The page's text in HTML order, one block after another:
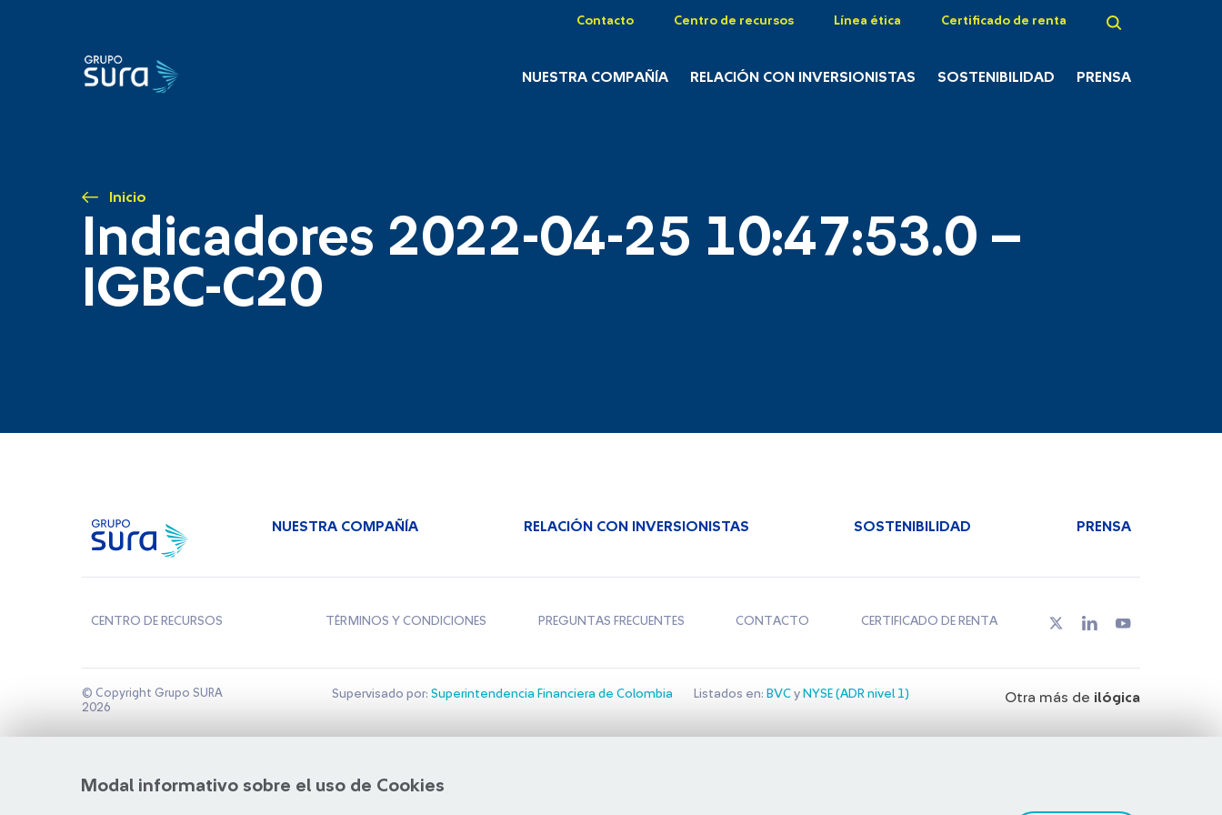
Contacto Centro de recursos Línea ética Certificado de renta
NUESTRA COMPAÑÍA RELACIÓN CON INVERSIONISTAS SOSTENIBILIDAD PRENSA
Inicio
Indicadores 2022-04-25 10:47:53.0 –
IGBC-C20
Modal informativo sobre el uso de Cookies
NUESTRA COMPAÑÍA RELACIÓN CON INVERSIONISTAS SOSTENIBILIDAD PRENSA
CENTRO DE RECURSOS TÉRMINOS Y CONDICIONES PREGUNTAS FRECUENTES CONTACTO CERTIFICADO DE RENTA
© Copyright Grupo SURA
2026
Supervisado por: Superintendencia Financiera de Colombia Listados en: BVCy NYSE (ADR nivel 1) Otra más de ilógica